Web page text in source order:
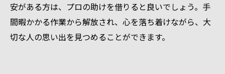
安がある方は、プロの助けを借りると良いでしょう。手
間暇かかる作業から解放され、心を落ち着けながら、大
切な人の思い出を見つめることができます。